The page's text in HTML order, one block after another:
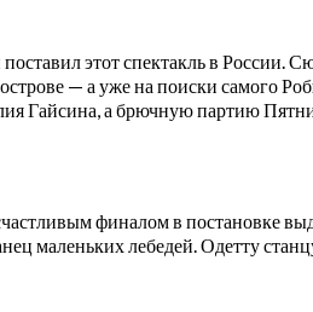
этот спектакль в России.
— а уже на поиски самого
Гайсина, а брючную партию
финалом в постановке
маленьких лебедей. Одетту